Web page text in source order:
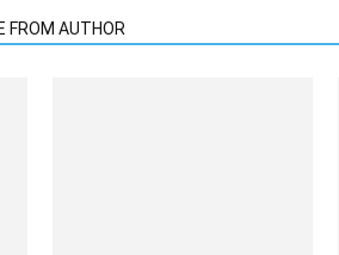
FROM AUTHOR